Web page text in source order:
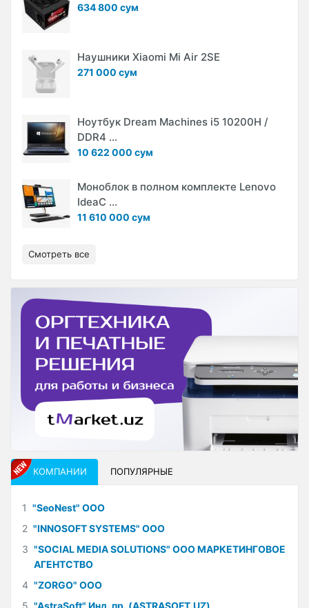
634 800 сум
Наушники Xiaomi Mi Air 2SE
271 000 сум
Ноутбук Dream Machines i5 10200H /
DDR4 ...
10 622 000 сум
Моноблок в полном комплекте Lenovo
IdeaC ...
11 610 000 сум
Смотреть все
КОМПАНИИ ПОПУЛЯРНЫЕ
1 "SeoNest" ООО
2 "INNOSOFT SYSTEMS" ООО
3 "SOCIAL MEDIA SOLUTIONS" ООО МАРКЕТИНГОВОЕ
АГЕНТСТВО
4 "ZORGO" ООО
5 "AstraSoft" Инд. пр. (ASTRASOFT.UZ)